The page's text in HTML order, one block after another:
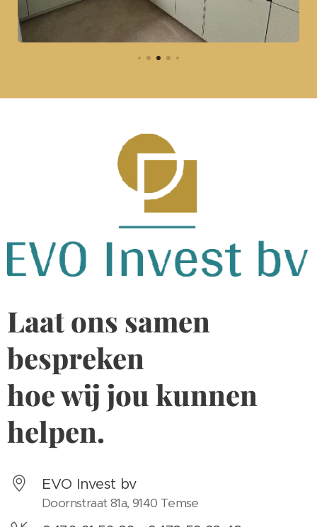
Laat ons samen
bespreken
hoe wij jou kunnen
helpen.
EVO Invest bv
Doornstraat 81a, 9140 Temse